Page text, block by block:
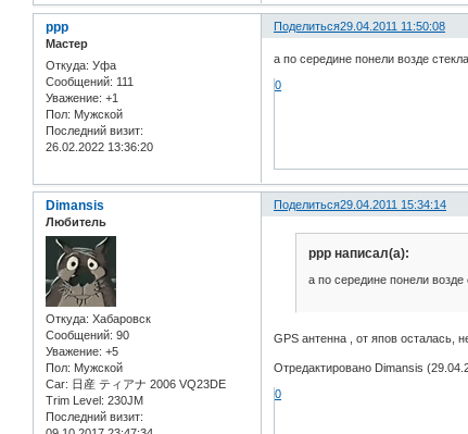
Поделиться29.04.2011 11:50:08
ррр
Мастер
Откуда: Уфа
Сообщений: 111
Уважение: +1
Пол: Мужской
Последний визит:
26.02.2022 13:36:20
а по середине понели возде
0
Поделиться29.04.2011 15:34:14
Dimansis
Любитель
Откуда: Хабаровск
Сообщений: 90
Уважение: +5
Пол: Мужской
Car: 日産 ティアナ 2006 VQ23DE
Trim Level: 230JM
Последний визит:
ррр написал(а):
а по середине понели
GPS антенна , от япов осталась,
Отредактировано Dimansis
0